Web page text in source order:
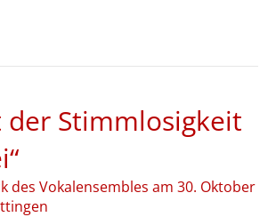
der Stimmlosigkeit
des Vokalensembles am 30. Oktober